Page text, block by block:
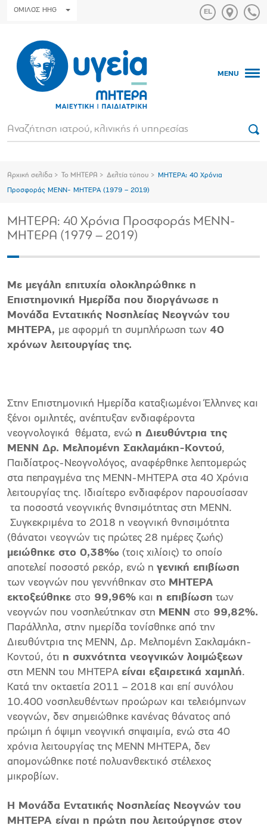
ΟΜΙΛΟΣ HHG
MENU
Αρχική σελίδα Το ΜΗΤΕΡΑ Δελτία τύπου ΜΗΤΕΡΑ: 40 Χρόνια
Προσφοράς ΜΕΝΝ- ΜΗΤΕΡΑ (1979 – 2019)
ΜΗΤΕΡΑ: 40 Χρόνια Προσφοράς ΜΕΝΝ-
ΜΗΤΕΡΑ (1979 – 2019)
Με μεγάλη επιτυχία ολοκληρώθηκε η
Επιστημονική Ημερίδα που διοργάνωσε η
Μονάδα Εντατικής Νοσηλείας Νεογνών του
ΜΗΤΕΡΑ, με αφορμή τη συμπλήρωση των 40
χρόνων λειτουργίας της.
Στην Επιστημονική Ημερίδα καταξιωμένοι Έλληνες και
ξένοι ομιλητές, ανέπτυξαν ενδιαφέροντα
νεογνολογικά θέματα, ενώ η Διευθύντρια της
ΜΕΝΝ Δρ. Μελπομένη Σακλαμάκη-Κοντού,
Παιδίατρος-Νεογνολόγος, αναφέρθηκε λεπτομερώς
στα πεπραγμένα της ΜΕΝΝ-ΜΗΤΕΡΑ στα 40 Χρόνια
λειτουργίας της. Ιδιαίτερο ενδιαφέρον παρουσίασαν
τα ποσοστά νεογνικής θνησιμότητας στη ΜΕΝΝ.
Συγκεκριμένα το 2018 η νεογνική θνησιμότητα
(θάνατοι νεογνών τις πρώτες 28 ημέρες ζωής)
μειώθηκε στο 0,38‰ (τοις χιλίοις) το οποίο
αποτελεί ποσοστό ρεκόρ, ενώ η γενική επιβίωση
των νεογνών που γεννήθηκαν στο ΜΗΤΕΡΑ
εκτοξεύθηκε στο 99,96% και η επιβίωση των
νεογνών που νοσηλεύτηκαν στη ΜΕΝΝ στο 99,82%.
Παράλληλα, στην ημερίδα τονίσθηκε από την
Διευθύντρια της ΜΕΝΝ, Δρ. Μελπομένη Σακλαμάκη-
Κοντού, ότι η συχνότητα νεογνικών λοιμώξεων
στη ΜΕΝΝ του ΜΗΤΕΡΑ είναι εξαιρετικά χαμηλή.
Κατά την οκταετία 2011 – 2018 και επί συνόλου
10.400 νοσηλευθέντων προώρων και τελειόμηνων
νεογνών, δεν σημειώθηκε κανένας θάνατος από
πρώιμη ή όψιμη νεογνική σηψαιμία, ενώ στα 40
χρόνια λειτουργίας της ΜΕΝΝ ΜΗΤΕΡΑ, δεν
απομονώθηκε ποτέ πολυανθεκτικό στέλεχος
μικροβίων.
Η Μονάδα Εντατικής Νοσηλείας Νεογνών του
ΜΗΤΕΡΑ είναι η πρώτη που λειτούργησε στον